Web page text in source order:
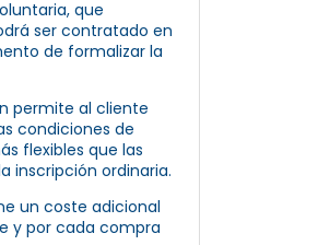
que
ser contratado en
de formalizar la
permite al cliente
condiciones de
flexibles que las
inscripción ordinaria.
un coste adicional
y por cada compra